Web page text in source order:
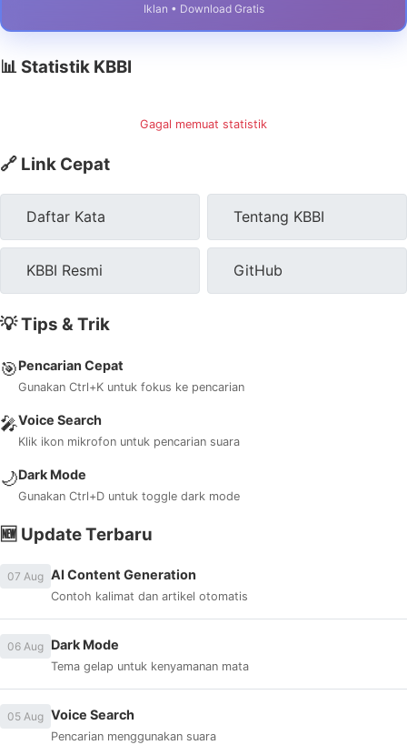
Iklan • Download Gratis
📊 Statistik KBBI
Gagal memuat statistik
🔗 Link Cepat
Daftar Kata Tentang KBBI
KBBI Resmi GitHub
💡 Tips & Trik
🎯Pencarian Cepat
Gunakan Ctrl+K untuk fokus ke pencarian
🎤Voice Search
Klik ikon mikrofon untuk pencarian suara
🌙Dark Mode
Gunakan Ctrl+D untuk toggle dark mode
🆕 Update Terbaru
07 Aug AI Content Generation
Contoh kalimat dan artikel otomatis
06 Aug Dark Mode
Tema gelap untuk kenyamanan mata
05 Aug Voice Search
Pencarian menggunakan suara